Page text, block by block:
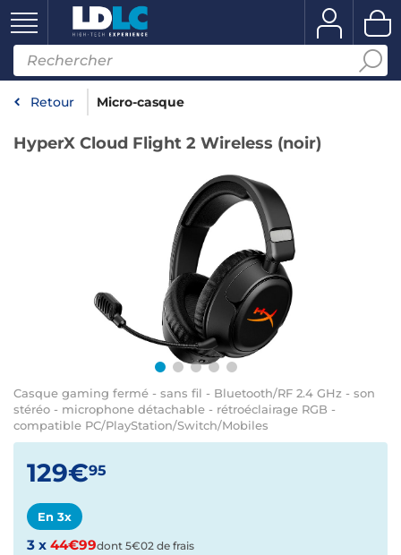
Retour Micro-casque
HyperX Cloud Flight 2 Wireless (noir)
Casque gaming fermé - sans fil - Bluetooth/RF 2.4 GHz - son
stéréo - microphone détachable - rétroéclairage RGB -
compatible PC/PlayStation/Switch/Mobiles
129€95
En 3x
3 x 44€99dont 5€02 de frais